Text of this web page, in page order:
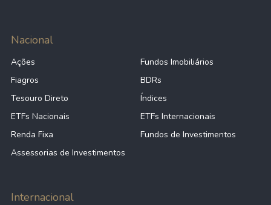
Nacional
Ações
Fundos Imobiliários
Fiagros
BDRs
Tesouro Direto
Índices
ETFs Nacionais
ETFs Internacionais
Renda Fixa
Fundos de Investimentos
Assessorias de Investimentos
Internacional